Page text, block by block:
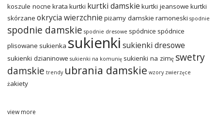
koszule nocne krata kurtki kurtki damskie kurtki jeansowe kurtki
skórzane okrycia wierzchnie piżamy damskie ramoneski spodnie
spodnie damskie spodnie dresowe spódnice spódnice
plisowane sukienka sukienki sukienki dresowe
sukienki dzianinowe sukienki na komunię sukienki na zimę swetry
damskie trendy ubrania damskie wzory zwierzęce
żakiety
view more